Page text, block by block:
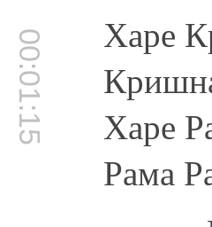
00:01:15
Харе
Харе
Рама